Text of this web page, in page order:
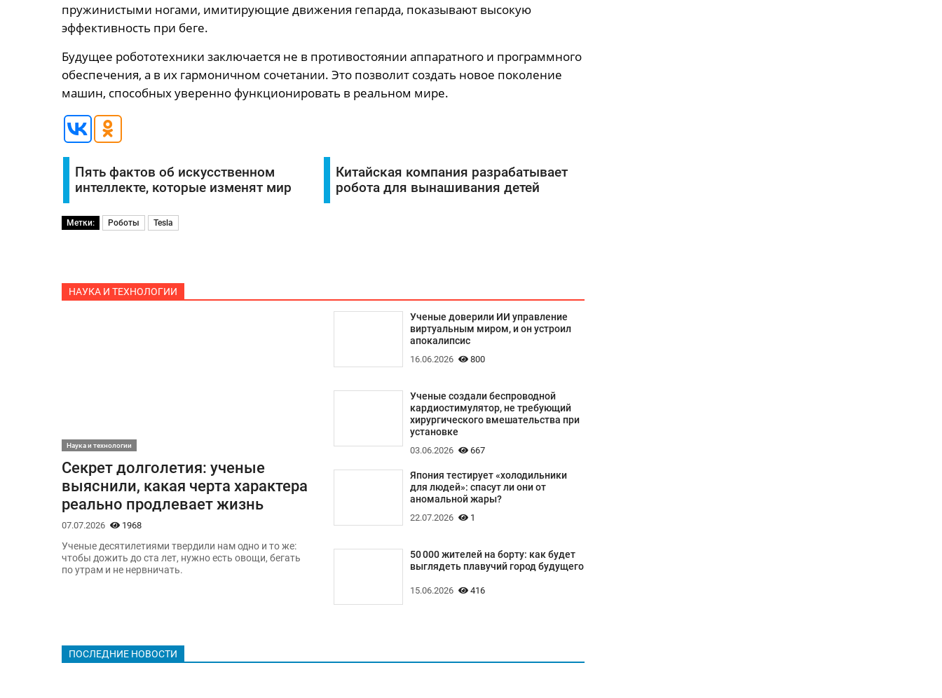
пружинистыми ногами, имитирующие движения гепарда, показывают высокую
эффективность при беге.
Будущее робототехники заключается не в противостоянии аппаратного и программного
обеспечения, а в их гармоничном сочетании. Это позволит создать новое поколение
машин, способных уверенно функционировать в реальном мире.
Пять фактов об искусственном
интеллекте, которые изменят мир
Китайская компания разрабатывает
робота для вынашивания детей
Метки: Роботы Tesla
НАУКА И ТЕХНОЛОГИИ
Наука и технологии
Секрет долголетия: ученые
выяснили, какая черта характера
реально продлевает жизнь
07.07.2026 1968
Ученые десятилетиями твердили нам одно и то же:
чтобы дожить до ста лет, нужно есть овощи, бегать
по утрам и не нервничать.
Ученые доверили ИИ управление
виртуальным миром, и он устроил
апокалипсис
16.06.2026 800
Ученые создали беспроводной
кардиостимулятор, не требующий
хирургического вмешательства при
установке
03.06.2026 667
Япония тестирует «холодильники
для людей»: спасут ли они от
аномальной жары?
22.07.2026 1
50 000 жителей на борту: как будет
выглядеть плавучий город будущего
15.06.2026 416
ПОСЛЕДНИЕ НОВОСТИ